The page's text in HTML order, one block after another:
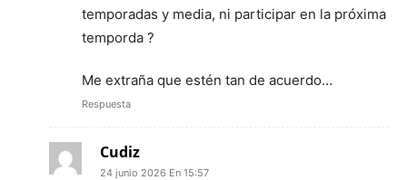
temporadas y media, ni participar en la próxima
temporda ?
Me extraña que estén tan de acuerdo…
Respuesta
Cudiz
24 junio 2026 En 15:57